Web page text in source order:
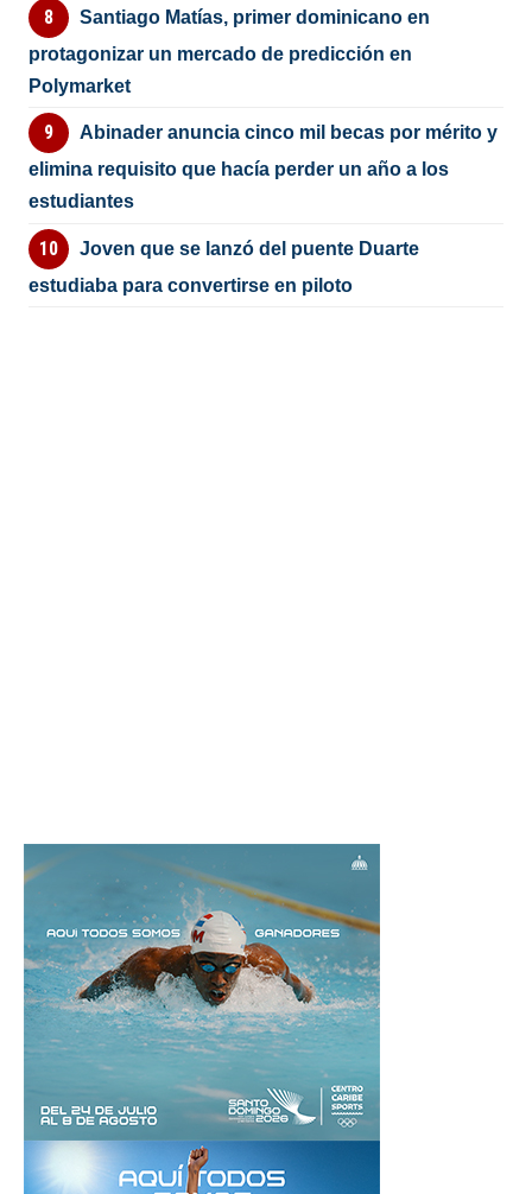
Santiago Matías, primer dominicano en
protagonizar un mercado de predicción en
Polymarket
Abinader anuncia cinco mil becas por mérito y
elimina requisito que hacía perder un año a los
estudiantes
Joven que se lanzó del puente Duarte
estudiaba para convertirse en piloto